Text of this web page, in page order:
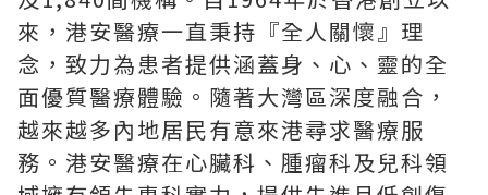
來，港安醫療一直秉持『全人關懷』理
念，致力為患者提供涵蓋身、心、靈的全
面優質醫療體驗。隨著大灣區深度融合，
越來越多內地居民有意來港尋求醫療服
務。港安醫療在心臟科、腫瘤科及兒科領